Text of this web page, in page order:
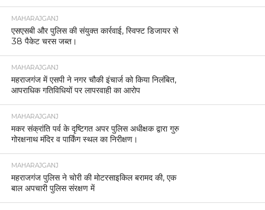
MAHARAJGANJ
एसएसबी और पुलिस की संयुक्त कार्रवाई, स्विफ्ट डिजायर से
38 पैकेट चरस जब्त।
MAHARAJGANJ
महराजगंज में एसपी ने नगर चौकी इंचार्ज को किया निलंबित,
आपराधिक गतिविधियों पर लापरवाही का आरोप
MAHARAJGANJ
मकर संक्रांति पर्व के दृष्टिगत अपर पुलिस अधीक्षक द्वारा गुरु
गोरक्षनाथ मंदिर व पार्किंग स्थल का निरीक्षण।
MAHARAJGANJ
महराजगंज पुलिस ने चोरी की मोटरसाइकिल बरामद की, एक
बाल अपचारी पुलिस संरक्षण में